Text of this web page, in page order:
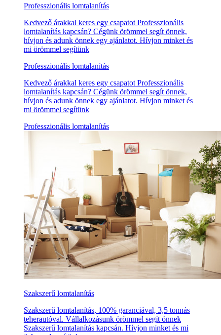
Professzionális lomtalanítás
Kedvező árakkal keres egy csapatot Professzionális
lomtalanítás kapcsán? Cégünk örömmel segít önnek,
hívjon és adunk önnek egy ajánlatot. Hívjon minket és
mi örömmel segítünk
Professzionális lomtalanítás
Kedvező árakkal keres egy csapatot Professzionális
lomtalanítás kapcsán? Cégünk örömmel segít önnek,
hívjon és adunk önnek egy ajánlatot. Hívjon minket és
mi örömmel segítünk
Professzionális lomtalanítás
Szakszerű lomtalanítás
Szakszerű lomtalanítás, 100% garanciával, 3,5 tonnás
teherautóval. Vállalkozásunk örömmel segít önnek
Szakszerű lomtalanítás kapcsán. Hívjon minket és mi